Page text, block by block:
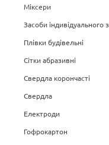
Міксери
Засоби індивідуального
Плівки будівельні
Сітки абразивні
Свердла корончасті
Свердла
Електроди
Гофрокартон